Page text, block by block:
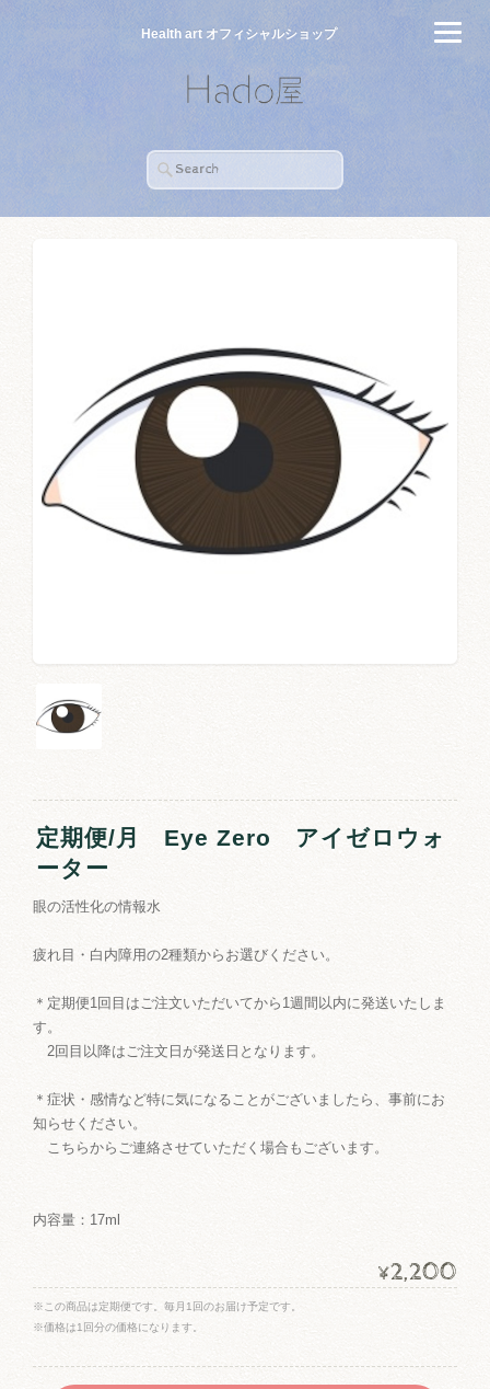
Health art オフィシャルショップ
定期便/月 Eye Zero アイゼロウォ
ーター
眼の活性化の情報水
疲れ目・白内障用の2種類からお選びください。
＊定期便1回目はご注文いただいてから1週間以内に発送いたしま
す。
2回目以降はご注文日が発送日となります。
＊症状・感情など特に気になることがございましたら、事前にお
知らせください。
こちらからご連絡させていただく場合もございます。
内容量：17ml
¥2,200
※この商品は定期便です。毎月1回のお届け予定です。
※価格は1回分の価格になります。